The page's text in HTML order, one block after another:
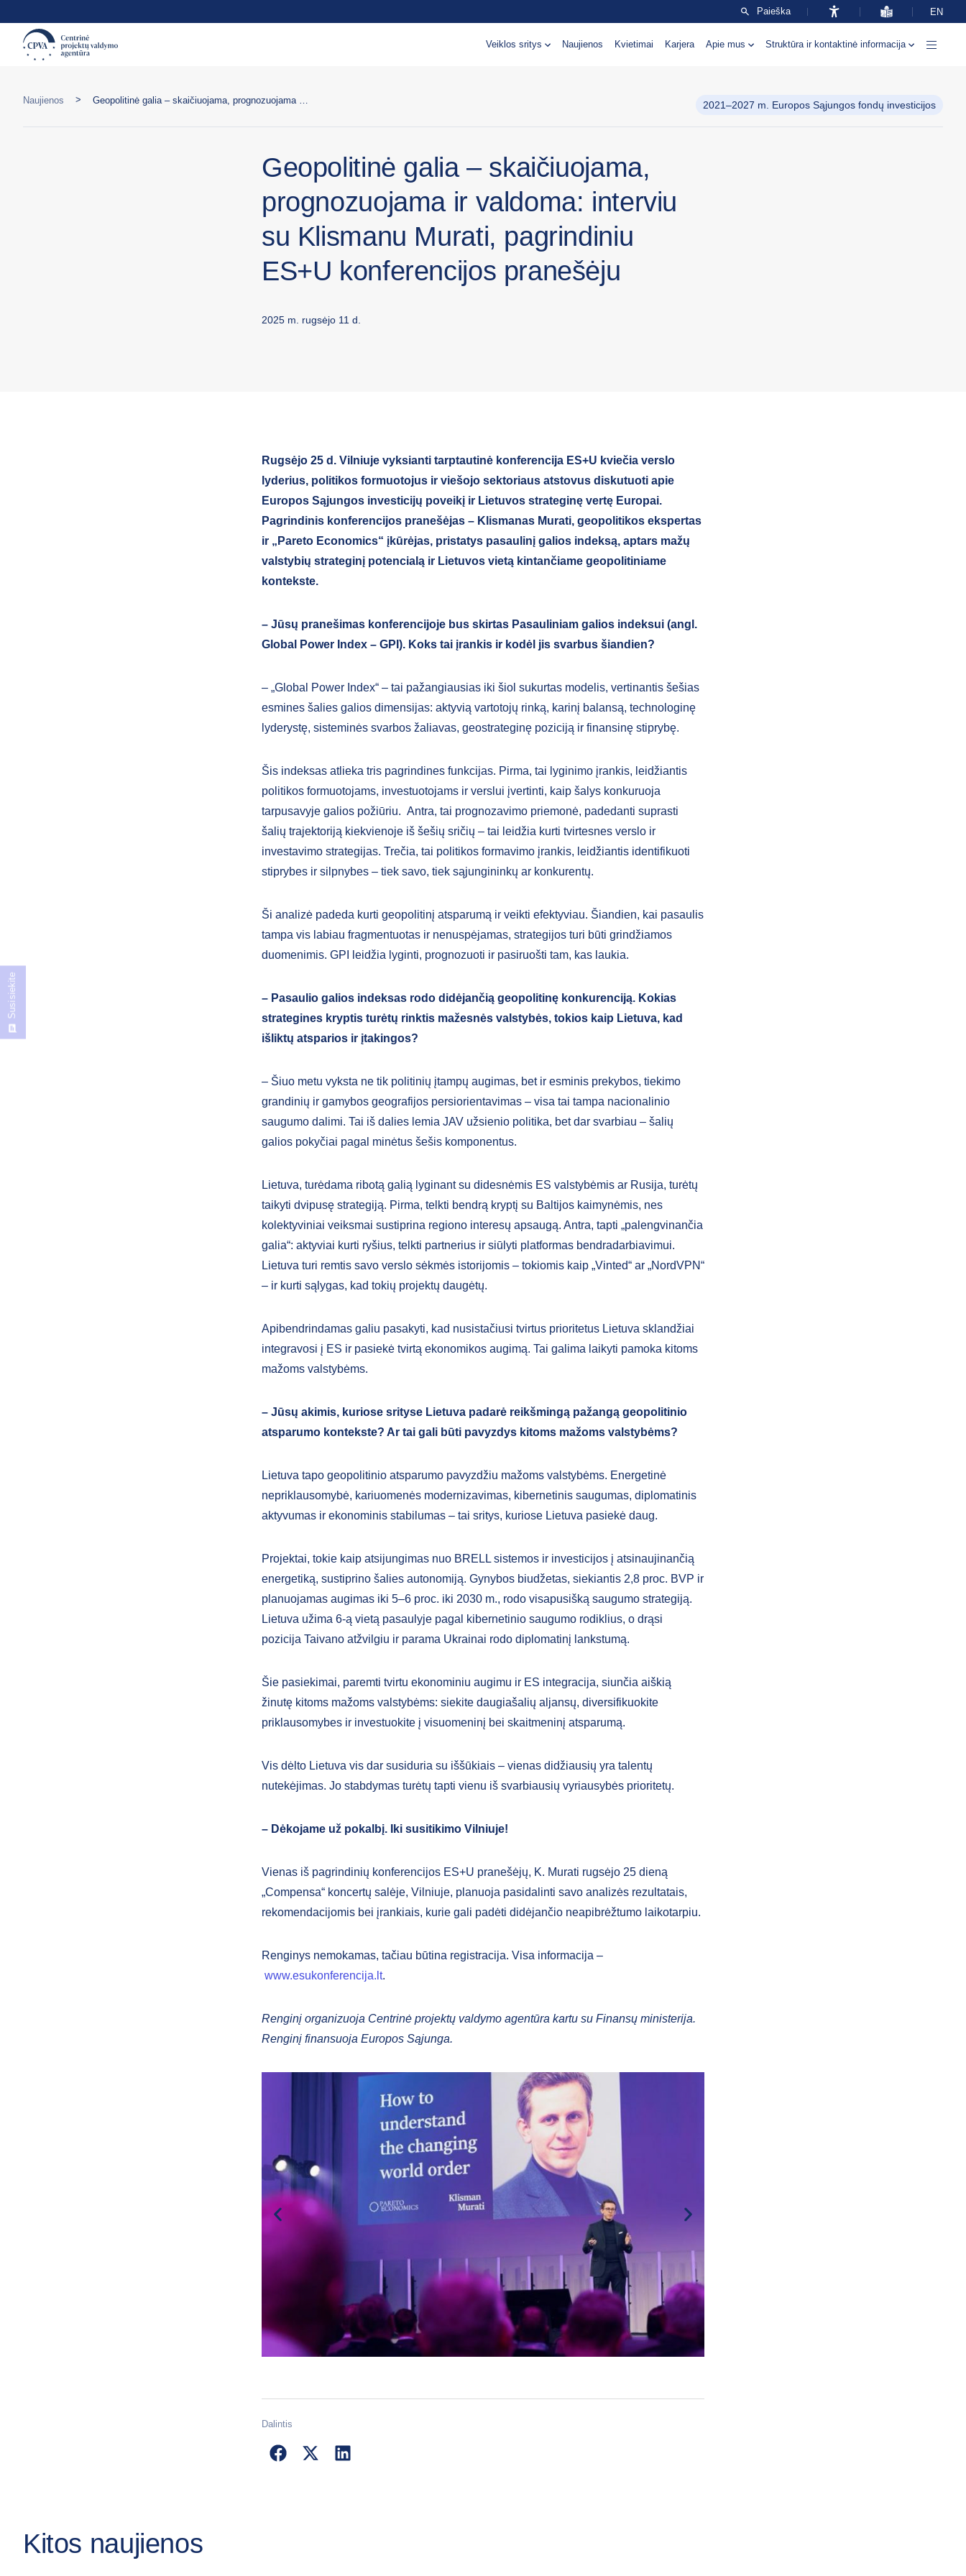
Paieška EN
Veiklos sritys Naujienos Kvietimai Karjera Apie mus Struktūra ir kontaktinė informacija
Naujienos > 2021–2027 m. Europos Sąjungos fondų investicijos
Geopolitinė galia – skaičiuojama,
prognozuojama ir valdoma: interviu
su Klismanu Murati, pagrindiniu
ES+U konferencijos pranešėju
2025 m. rugsėjo 11 d.
Rugsėjo 25 d. Vilniuje vyksianti tarptautinė konferencija ES+U kviečia verslo
lyderius, politikos formuotojus ir viešojo sektoriaus atstovus diskutuoti apie
Europos Sąjungos investicijų poveikį ir Lietuvos strateginę vertę Europai.
Pagrindinis konferencijos pranešėjas – Klismanas Murati, geopolitikos ekspertas
ir „Pareto Economics“ įkūrėjas, pristatys pasaulinį galios indeksą, aptars mažų
valstybių strateginį potencialą ir Lietuvos vietą kintančiame geopolitiniame
kontekste.
– Jūsų pranešimas konferencijoje bus skirtas Pasauliniam galios indeksui (angl.
Global Power Index – GPI). Koks tai įrankis ir kodėl jis svarbus šiandien?
– „Global Power Index“ – tai pažangiausias iki šiol sukurtas modelis, vertinantis šešias
esmines šalies galios dimensijas: aktyvią vartotojų rinką, karinį balansą, technologinę
lyderystę, sisteminės svarbos žaliavas, geostrateginę poziciją ir finansinę stiprybę.
Šis indeksas atlieka tris pagrindines funkcijas. Pirma, tai lyginimo įrankis, leidžiantis
politikos formuotojams, investuotojams ir verslui įvertinti, kaip šalys konkuruoja
tarpusavyje galios požiūriu. Antra, tai prognozavimo priemonė, padedanti suprasti
šalių trajektoriją kiekvienoje iš šešių sričių – tai leidžia kurti tvirtesnes verslo ir
investavimo strategijas. Trečia, tai politikos formavimo įrankis, leidžiantis identifikuoti
stiprybes ir silpnybes – tiek savo, tiek sąjungininkų ar konkurentų.
Ši analizė padeda kurti geopolitinį atsparumą ir veikti efektyviau. Šiandien, kai pasaulis
tampa vis labiau fragmentuotas ir nenuspėjamas, strategijos turi būti grindžiamos
duomenimis. GPI leidžia lyginti, prognozuoti ir pasiruošti tam, kas laukia.
– Pasaulio galios indeksas rodo didėjančią geopolitinę konkurenciją. Kokias
strategines kryptis turėtų rinktis mažesnės valstybės, tokios kaip Lietuva, kad
išliktų atsparios ir įtakingos?
– Šiuo metu vyksta ne tik politinių įtampų augimas, bet ir esminis prekybos, tiekimo
grandinių ir gamybos geografijos persiorientavimas – visa tai tampa nacionalinio
saugumo dalimi. Tai iš dalies lemia JAV užsienio politika, bet dar svarbiau – šalių
galios pokyčiai pagal minėtus šešis komponentus.
Lietuva, turėdama ribotą galią lyginant su didesnėmis ES valstybėmis ar Rusija, turėtų
taikyti dvipusę strategiją. Pirma, telkti bendrą kryptį su Baltijos kaimynėmis, nes
kolektyviniai veiksmai sustiprina regiono interesų apsaugą. Antra, tapti „palengvinančia
galia“: aktyviai kurti ryšius, telkti partnerius ir siūlyti platformas bendradarbiavimui.
Lietuva turi remtis savo verslo sėkmės istorijomis – tokiomis kaip „Vinted“ ar „NordVPN“
– ir kurti sąlygas, kad tokių projektų daugėtų.
Apibendrindamas galiu pasakyti, kad nusistačiusi tvirtus prioritetus Lietuva sklandžiai
integravosi į ES ir pasiekė tvirtą ekonomikos augimą. Tai galima laikyti pamoka kitoms
mažoms valstybėms.
– Jūsų akimis, kuriose srityse Lietuva padarė reikšmingą pažangą geopolitinio
atsparumo kontekste? Ar tai gali būti pavyzdys kitoms mažoms valstybėms?
Lietuva tapo geopolitinio atsparumo pavyzdžiu mažoms valstybėms. Energetinė
nepriklausomybė, kariuomenės modernizavimas, kibernetinis saugumas, diplomatinis
aktyvumas ir ekonominis stabilumas – tai sritys, kuriose Lietuva pasiekė daug.
Projektai, tokie kaip atsijungimas nuo BRELL sistemos ir investicijos į atsinaujinančią
energetiką, sustiprino šalies autonomiją. Gynybos biudžetas, siekiantis 2,8 proc. BVP ir
planuojamas augimas iki 5–6 proc. iki 2030 m., rodo visapusišką saugumo strategiją.
Lietuva užima 6-ą vietą pasaulyje pagal kibernetinio saugumo rodiklius, o drąsi
pozicija Taivano atžvilgiu ir parama Ukrainai rodo diplomatinį lankstumą.
Šie pasiekimai, paremti tvirtu ekonominiu augimu ir ES integracija, siunčia aiškią
žinutę kitoms mažoms valstybėms: siekite daugiašalių aljansų, diversifikuokite
priklausomybes ir investuokite į visuomeninį bei skaitmeninį atsparumą.
Vis dėlto Lietuva vis dar susiduria su iššūkiais – vienas didžiausių yra talentų
nutekėjimas. Jo stabdymas turėtų tapti vienu iš svarbiausių vyriausybės prioritetų.
– Dėkojame už pokalbį. Iki susitikimo Vilniuje!
Vienas iš pagrindinių konferencijos ES+U pranešėjų, K. Murati rugsėjo 25 dieną
„Compensa“ koncertų salėje, Vilniuje, planuoja pasidalinti savo analizės rezultatais,
rekomendacijomis bei įrankiais, kurie gali padėti didėjančio neapibrėžtumo laikotarpiu.
Renginys nemokamas, tačiau būtina registracija. Visa informacija –
www.esukonferencija.lt.
Renginį organizuoja Centrinė projektų valdymo agentūra kartu su Finansų ministerija.
Renginį finansuoja Europos Sąjunga.
Dalintis
Kitos naujienos
Susisiekite